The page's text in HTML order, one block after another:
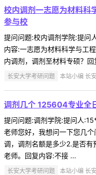
校内调剂一志愿为材料科
参与校
提问问题:校内调剂学院:提
内容:一志愿为材料科学与工
内调剂，调剂至材料专硕？
长安大学考研问题 本站小编 长
调剂几个 125604专业全
提问问题:调剂学院:提问人
老师您好，我想问一下您几
调，调剂名额是多少2.是否
老师。回复内容:不接 ...
长安大学考研问题 本站小编 长